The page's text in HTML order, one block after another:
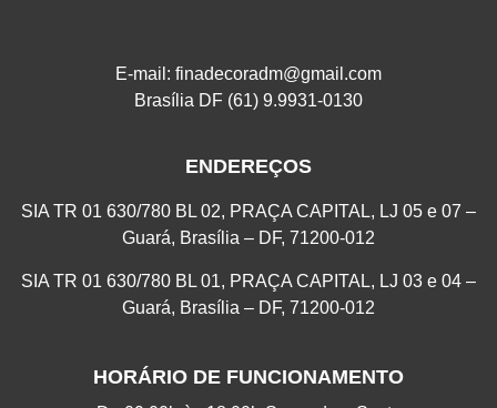
E-mail: finadecoradm@gmail.com
Brasília DF (61) 9.9931-0130
ENDEREÇOS
SIA TR 01 630/780 BL 02, PRAÇA CAPITAL, LJ 05 e 07 –
Guará, Brasília – DF, 71200-012
SIA TR 01 630/780 BL 01, PRAÇA CAPITAL, LJ 03 e 04 –
Guará, Brasília – DF, 71200-012
HORÁRIO DE FUNCIONAMENTO